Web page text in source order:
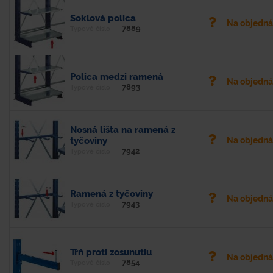
Soklová polica
7889
Na
Polica medzi ramená
7893
Na
Nosná lišta na ramená z
tyčoviny
7942
Na
Ramená z tyčoviny
7943
Na
Tŕň proti zosunutiu
7854
Na